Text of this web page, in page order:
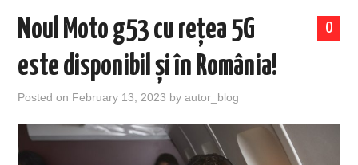
0
Noul Moto g53 cu rețea 5G
este disponibil și în România!
Posted on February 13, 2023 byautor_blog